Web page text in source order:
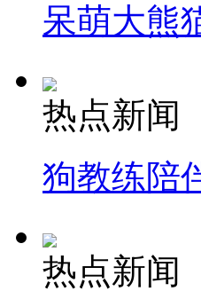
呆萌大熊
热点新闻
狗教练陪
热点新闻